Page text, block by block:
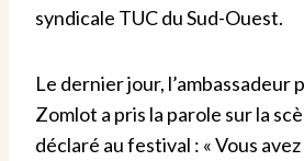
syndicale TUC du Sud-Ouest.
Le dernier jour, l’ambassadeur
Zomlot a pris la parole sur la
déclaré au festival : « Vous